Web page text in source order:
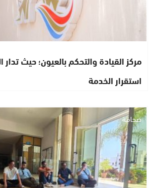
مركز القيادة والتحكم بالعيون؛ حيث
استقرار الخدمة
صحافة